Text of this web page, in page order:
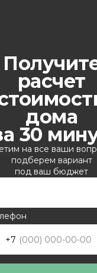
расчет
дома
30
на все ваши
подберем вариант
под ваш бюджет
+7